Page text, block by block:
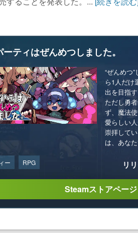
ティはぜんめつしました。
“ぜんめつ
ら1人だけ
出を目指
ただし勇
ず、魔法
愛らしい
崇拝して
は、あなた
ー RPG リ
Steamストアページ